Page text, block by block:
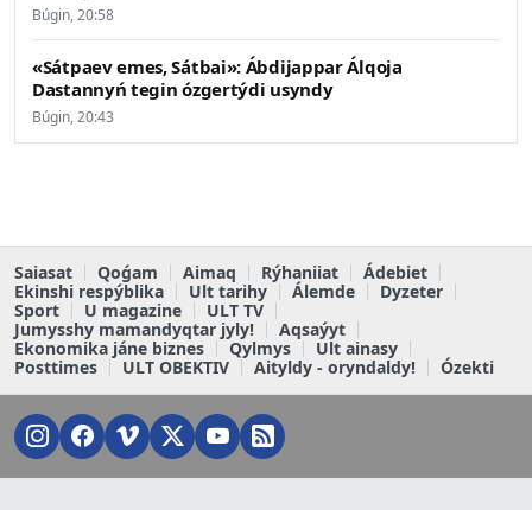
Búgin, 20:58
«Sátpaev emes, Sátbai»: Ábdijappar Álqoja
Dastannyń tegin ózgertýdi usyndy
Búgin, 20:43
Saiasat Qoǵam Aimaq Rýhaniiat
Ádebiet
Ekinshi respýblika
Ult tarihy Álemde
Dyzeter
Sport
U magazine
ULT TV
Jumysshy mamandyqtar jyly!
Aqsaýyt
Ekonomika jáne biznes
Qylmys
Ult ainasy
Posttimes
ULT OBEKTIV Aityldy - oryndaldy! Ózekti